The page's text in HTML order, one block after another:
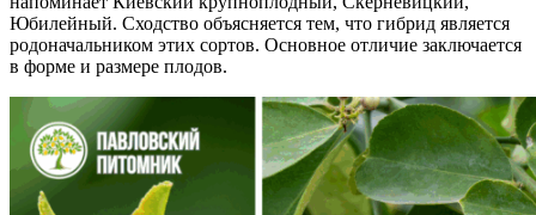
Юбилейный. Сходство объясняется тем, что гибрид является
родоначальником этих сортов. Основное отличие заключается
в форме и размере плодов.